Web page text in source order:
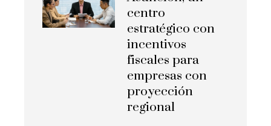
centro
estratégico con
incentivos
fiscales para
empresas con
proyección
regional